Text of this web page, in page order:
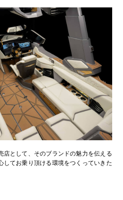
店として、そのブランドの魅力を伝える
してお乗り頂ける環境をつくっていきた